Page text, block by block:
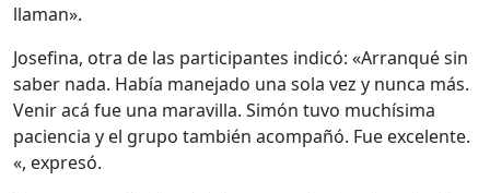
llaman».
Josefina, otra de las participantes indicó: «Arranqué sin
saber nada. Había manejado una sola vez y nunca más.
Venir acá fue una maravilla. Simón tuvo muchísima
paciencia y el grupo también acompañó. Fue excelente.
«, expresó.